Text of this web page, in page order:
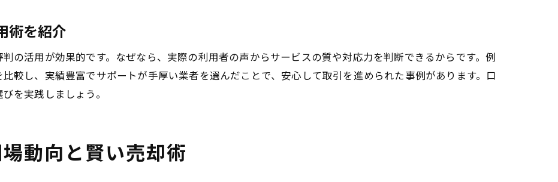
不要機械買取の口コミ評価に注意する理由
工場機械の買取手続きと査定ポイントを解説
工場機械買取手続きの基本的な流れを解説
機械の査定ポイントを押さえる重要性
工場機械買取の相場情報を事前に調査
術を紹介
の活用が効果的です。なぜなら、実際の利用者の声からサービスの質や対応力を判断できるからです。例
較し、実績豊富でサポートが手厚い業者を選んだことで、安心して取引を進められた事例があります。口
を実践しましょう。
動向と賢い売却術